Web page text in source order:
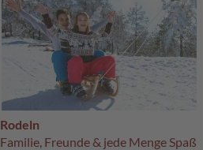
Rodeln
Familie, Freunde & jede Menge Spaß